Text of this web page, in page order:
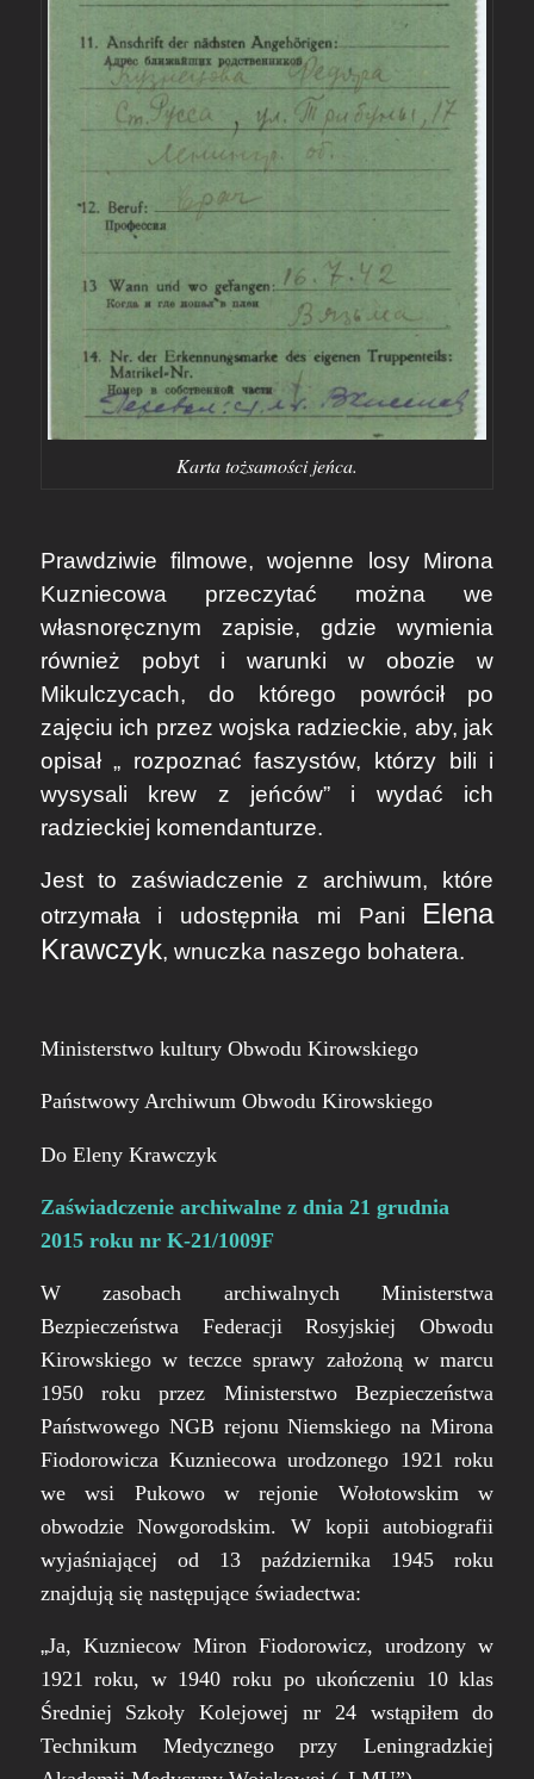
Karta tożsamości jeńca.
Prawdziwie filmowe, wojenne losy Mirona
Kuzniecowa przeczytać można we
własnoręcznym zapisie, gdzie wymienia
również pobyt i warunki w obozie w
Mikulczycach, do którego powrócił po
zajęciu ich przez wojska radzieckie, aby, jak
opisał „ rozpoznać faszystów, którzy bili i
wysysali krew z jeńców” i wydać ich
radzieckiej komendanturze.
Jest to zaświadczenie z archiwum, które
otrzymała i udostępniła mi Pani Elena
Krawczyk, wnuczka naszego bohatera.
Ministerstwo kultury Obwodu Kirowskiego
Państwowy Archiwum Obwodu Kirowskiego
Do Eleny Krawczyk
Zaświadczenie archiwalne z dnia 21 grudnia
2015 roku nr K-21/1009F
W zasobach archiwalnych Ministerstwa
Bezpieczeństwa Federacji Rosyjskiej Obwodu
Kirowskiego w teczce sprawy założoną w marcu
1950 roku przez Ministerstwo Bezpieczeństwa
Państwowego NGB rejonu Niemskiego na Mirona
Fiodorowicza Kuzniecowa urodzonego 1921 roku
we wsi Pukowo w rejonie Wołotowskim w
obwodzie Nowgorodskim. W kopii autobiografii
wyjaśniającej od 13 października 1945 roku
znajdują się następujące świadectwa:
„Ja, Kuzniecow Miron Fiodorowicz, urodzony w
1921 roku, w 1940 roku po ukończeniu 10 klas
Średniej Szkoły Kolejowej nr 24 wstąpiłem do
Technikum Medycznego przy Leningradzkiej